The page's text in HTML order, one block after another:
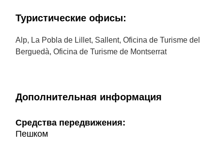
Туристические офисы:
Alp, La Pobla de Lillet, Sallent, Oficina de Turisme del
Berguedà, Oficina de Turisme de Montserrat
Дополнительная информация
Cредства передвижения:
Пешком